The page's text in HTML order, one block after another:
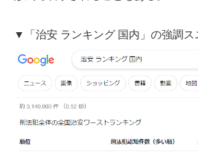
▼「治安 ランキング 国内」の強調ス